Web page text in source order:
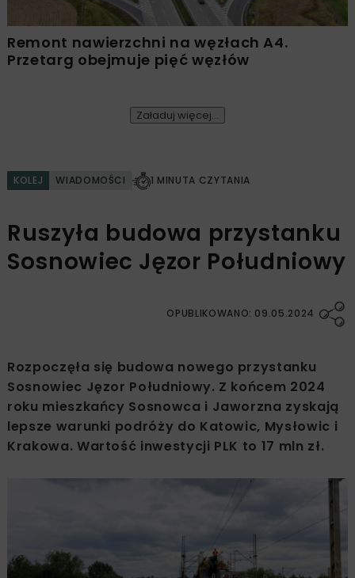
Remont nawierzchni na węzłach A4.
Przetarg obejmuje pięć węzłów
Załaduj więcej...
KOLEJ WIADOMOŚCI 1 MINUTA CZYTANIA
Ruszyła budowa przystanku
Sosnowiec Jęzor Południowy
OPUBLIKOWANO: 09.05.2024
Rozpoczęła się budowa nowego przystanku
Sosnowiec Jęzor Południowy. Z końcem 2024
roku mieszkańcy Sosnowca i Jaworzna zyskają
lepsze warunki podróży do Katowic, Mysłowic i
Krakowa. Wartość inwestycji PLK to 17 mln zł.